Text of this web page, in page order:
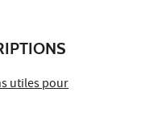
utiles pour